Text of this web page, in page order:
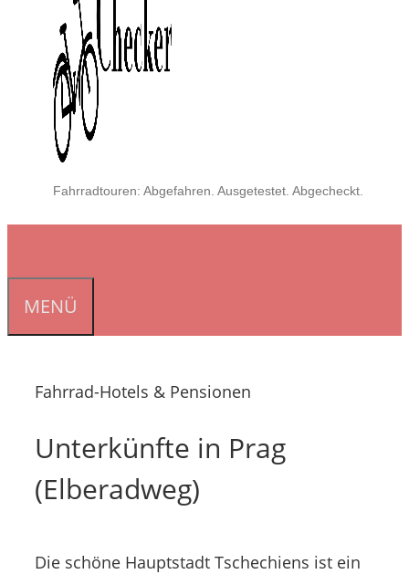
Fahrradtouren: Abgefahren. Ausgetestet. Abgecheckt.
MENÜ
Fahrrad-Hotels & Pensionen
Unterkünfte in Prag
(Elberadweg)
Die schöne Hauptstadt Tschechiens ist ein